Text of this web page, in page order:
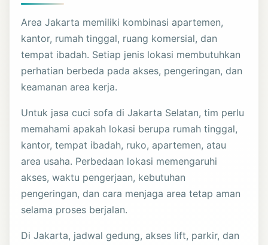
Area Jakarta memiliki kombinasi apartemen,
kantor, rumah tinggal, ruang komersial, dan
tempat ibadah. Setiap jenis lokasi membutuhkan
perhatian berbeda pada akses, pengeringan, dan
keamanan area kerja.
Untuk jasa cuci sofa di Jakarta Selatan, tim perlu
memahami apakah lokasi berupa rumah tinggal,
kantor, tempat ibadah, ruko, apartemen, atau
area usaha. Perbedaan lokasi memengaruhi
akses, waktu pengerjaan, kebutuhan
pengeringan, dan cara menjaga area tetap aman
selama proses berjalan.
Di Jakarta, jadwal gedung, akses lift, parkir, dan